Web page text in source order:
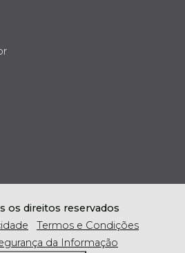
os direitos reservados
Termos e Condições
da Informação